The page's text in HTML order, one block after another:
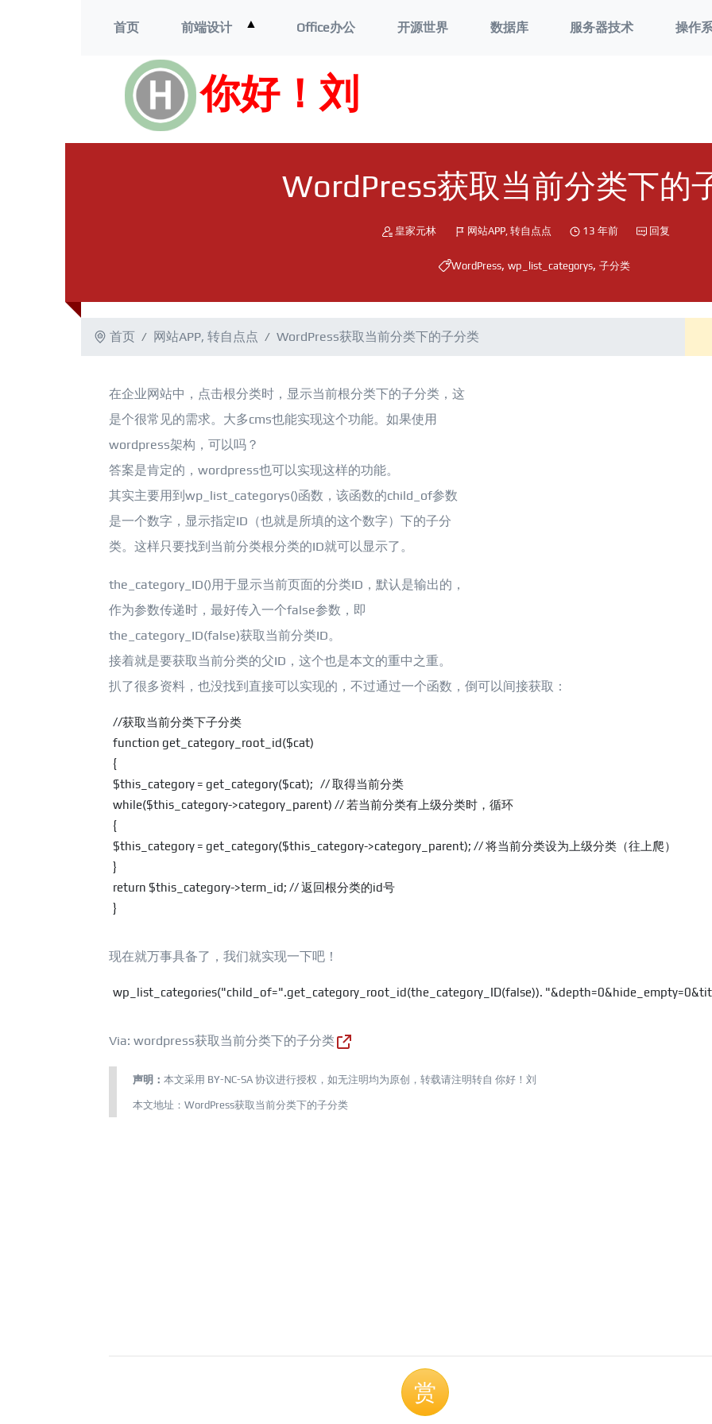
你好！刘
首页 前端设计 ▲
单
Office办公 开源世界 数据库 服务器技术 操作
WordPress获取当前分类下的
皇家元林 网站APP, 转自点点 13 年前 回复
WordPress, wp_list_categorys, 子分类
首页 网站APP, 转自点点 WordPress获取当前分类下的子分类
在企业网站中，点击根分类时，显示当前根分类下的子分类，这
是个很常见的需求。大多cms也能实现这个功能。如果使用
wordpress架构，可以吗？
答案是肯定的，wordpress也可以实现这样的功能。
其实主要用到wp_list_categorys()函数，该函数的child_of参数
是一个数字，显示指定ID（也就是所填的这个数字）下的子分
类。这样只要找到当前分类根分类的ID就可以显示了。
the_category_ID()用于显示当前页面的分类ID，默认是输出的，
作为参数传递时，最好传入一个false参数，即
the_category_ID(false)获取当前分类ID。
接着就是要获取当前分类的父ID，这个也是本文的重中之重。
扒了很多资料，也没找到直接可以实现的，不过通过一个函数，倒可以间接获取：
//获取当前分类下子分类
function get_category_root_id($cat)
{
$this_category = get_category($cat);   // 取得当前分类
while($this_category->category_parent) // 若当前分类有上级分类时，循环
{
$this_category = get_category($this_category->category_parent); // 将当前分类设为上级分类（往上爬）
}
return $this_category->term_id; // 返回根分类的id号
}
现在就万事具备了，我们就实现一下吧！
wp_list_categories("child_of=".get_category_root_id(the_category_ID(false)).
Via: wordpress获取当前分类下的子分类
声明： 本文采用 BY-NC-SA 协议进行授权，如无注明均为原创，转载请注明转自 你好！刘
本文地址： WordPress获取当前分类下的子分类
赏